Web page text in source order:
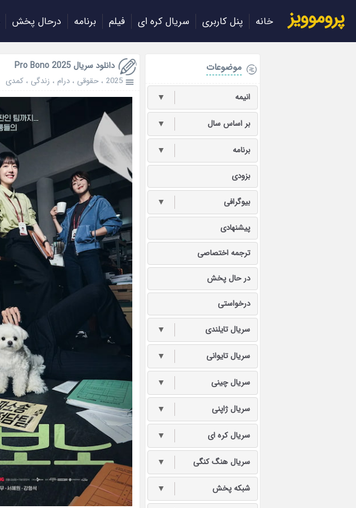
پروموویز خانه پنل کاربری سریال کره ای فیلم برنامه درحال پخش
دانلود سریال Pro Bono 2025
2025 ، حقوقی ، درام ، زندگی ، کمدی
موضوعات
انیمه ▼
بر اساس سال ▼
برنامه ▼
بزودی
بیوگرافی ▼
پیشنهادی
ترجمه اختصاصی
در حال پخش
درخواستی
سریال تایلندی ▼
سریال تایوانی ▼
سریال چینی ▼
سریال ژاپنی ▼
سریال کره ای ▼
سریال هنگ کنگی ▼
شبکه پخش ▼